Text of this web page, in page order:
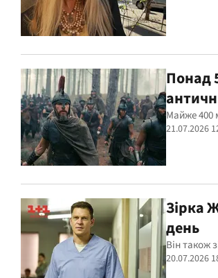
Понад
Майже 400
21.07.2026
Зірка
день
Він також
20.07.2026